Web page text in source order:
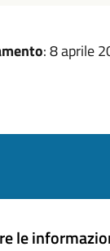
: 8 aprile
le